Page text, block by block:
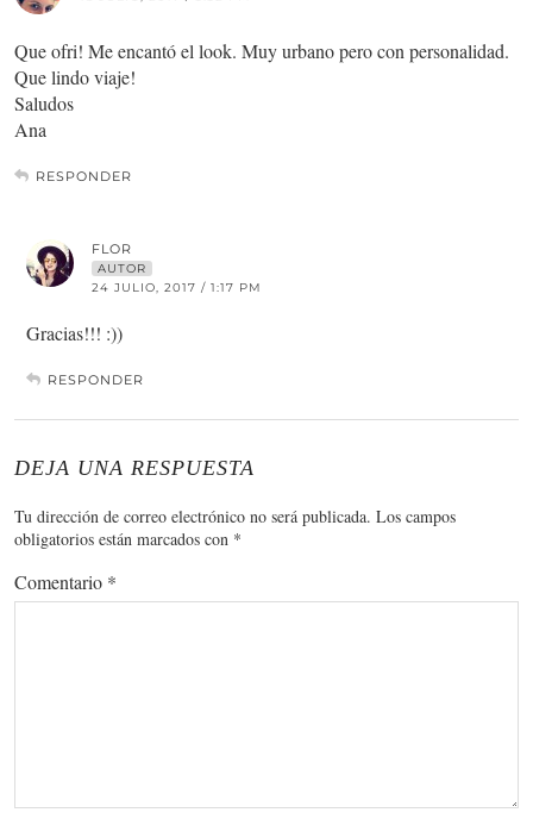
Que ofri! Me encantó el look. Muy urbano pero con personalidad.
Que lindo viaje!
Saludos
Ana
RESPONDER
FLOR
AUTOR
24 JULIO, 2017 / 1:17 PM
Gracias!!! :))
RESPONDER
DEJA UNA RESPUESTA
Tu dirección de correo electrónico no será publicada. Los campos
obligatorios están marcados con *
Comentario *